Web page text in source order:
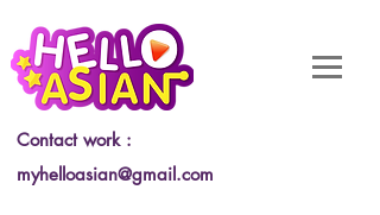
Contact work :
myhelloasian@gmail.com